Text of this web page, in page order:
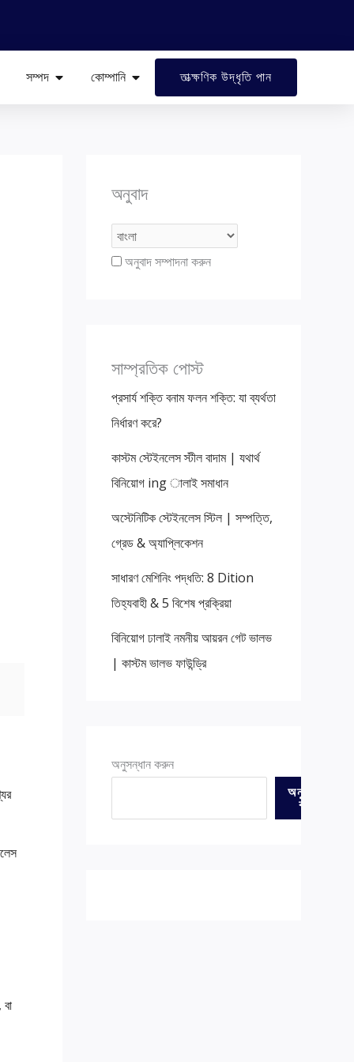
শিল্পসম্পদ খোলা সম্পদকোম্পানি খোলা কোম্পানিতাত্ক্ষণিক উদ্ধৃতি পান
অনুবাদ
অনুবাদ সম্পাদনা করুন
সাম্প্রতিক পোস্ট
প্রসার্য শক্তি বনাম ফলন শক্তি: যা ব্যর্থতা
নির্ধারণ করে?
কাস্টম স্টেইনলেস স্টীল বাদাম | যথার্থ
বিনিয়োগ ing ালাই সমাধান
অস্টেনিটিক স্টেইনলেস স্টিল | সম্পত্তি,
গ্রেড & অ্যাপ্লিকেশন
সাধারণ মেশিনিং পদ্ধতি: 8 Dition
তিহ্যবাহী & 5 বিশেষ প্রক্রিয়া
বিনিয়োগ ঢালাই নমনীয় আয়রন গেট ভালভ
| কাস্টম ভালভ ফাউন্ড্রি
অনুসন্ধান করুন
অনুসন্ধান
করুন